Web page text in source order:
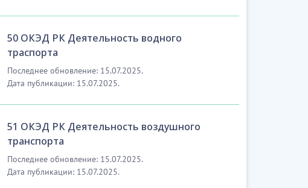
50 ОКЭД РК Деятельность водного
траспорта
Последнее обновление: 15.07.2025.
Дата публикации: 15.07.2025.
51 ОКЭД РК Деятельность воздушного
транспорта
Последнее обновление: 15.07.2025.
Дата публикации: 15.07.2025.